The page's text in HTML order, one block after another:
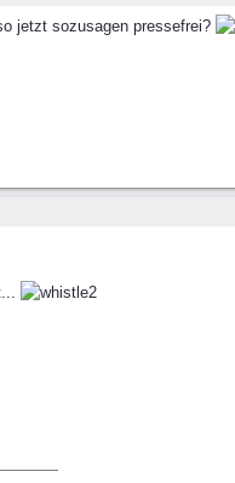
jetzt sozusagen pressefrei?